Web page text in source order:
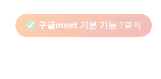
구글meet 기본 기능 ?클릭